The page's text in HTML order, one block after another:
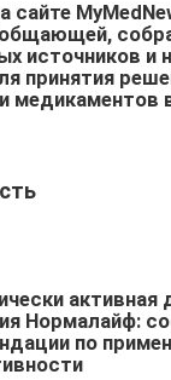
сайте
источников и
принятия
медикаментов
активная
Нормалайф:
по